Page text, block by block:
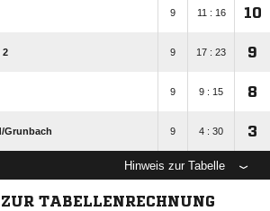
9 11 : 16 10
2 9 17 : 23 9
9 9 : 15 8
​Grunbach 9 4 : 30 3
Hinweis zur Tabelle
TABELLENRECHNUNG